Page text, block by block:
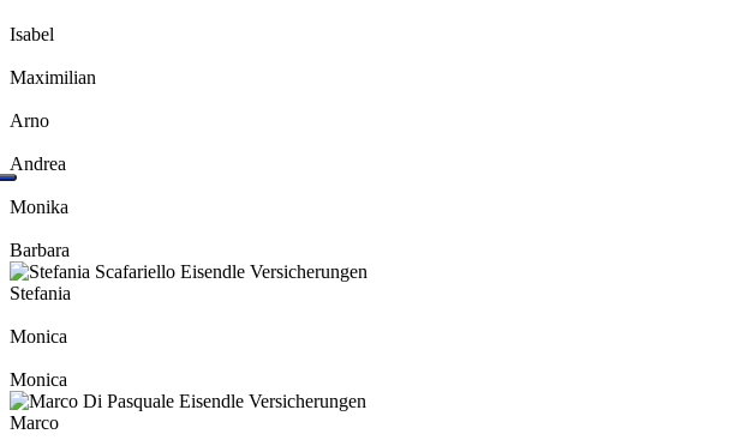
Isabel
Maximilian
Arno
Andrea
Monika
Barbara
Stefania
Monica
Monica
Marco